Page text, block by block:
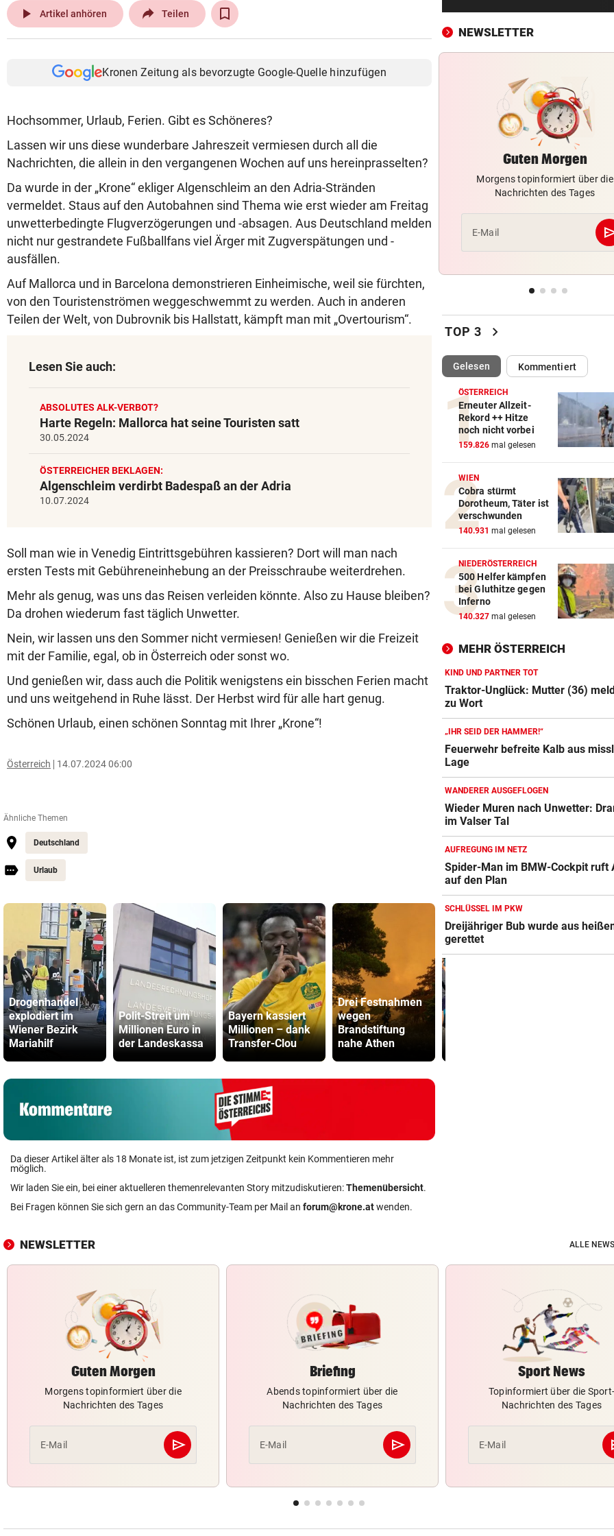
play_arrow Artikel anhören Teilen
Kronen Zeitung als bevorzugte Google-Quelle hinzufügen
Hochsommer, Urlaub, Ferien. Gibt es Schöneres?
Lassen wir uns diese wunderbare Jahreszeit vermiesen durch all die
Nachrichten, die allein in den vergangenen Wochen auf uns hereinprasselten?
Da wurde in der „Krone“ ekliger Algenschleim an den Adria-Stränden
vermeldet. Staus auf den Autobahnen sind Thema wie erst wieder am Freitag
unwetterbedingte Flugverzögerungen und -absagen. Aus Deutschland melden
nicht nur gestrandete Fußballfans viel Ärger mit Zugverspätungen und -
ausfällen.
Auf Mallorca und in Barcelona demonstrieren Einheimische, weil sie fürchten,
von den Touristenströmen weggeschwemmt zu werden. Auch in anderen
Teilen der Welt, von Dubrovnik bis Hallstatt, kämpft man mit „Overtourism“.
Lesen Sie auch:
ABSOLUTES ALK-VERBOT?
Harte Regeln: Mallorca hat seine Touristen satt
30.05.2024
ÖSTERREICHER BEKLAGEN:
Algenschleim verdirbt Badespaß an der Adria
10.07.2024
Soll man wie in Venedig Eintrittsgebühren kassieren? Dort will man nach
ersten Tests mit Gebühreneinhebung an der Preisschraube weiterdrehen.
Mehr als genug, was uns das Reisen verleiden könnte. Also zu Hause bleiben?
Da drohen wiederum fast täglich Unwetter.
Nein, wir lassen uns den Sommer nicht vermiesen! Genießen wir die Freizeit
mit der Familie, egal, ob in Österreich oder sonst wo.
Und genießen wir, dass auch die Politik wenigstens ein bisschen Ferien macht
und uns weitgehend in Ruhe lässt. Der Herbst wird für alle hart genug.
Schönen Urlaub, einen schönen Sonntag mit Ihrer „Krone“!
Österreich 14.07.2024 06:00
Ähnliche Themen
Deutschland
Urlaub
Drogenhandel
explodiert im
Wiener Bezirk
Mariahilf
Polit-Streit um
Millionen Euro in
der Landeskassa
Bayern kassiert
Millionen – dank
Transfer-Clou
Drei Festnahmen
wegen
Brandstiftung
nahe Athen
Da dieser Artikel älter als 18 Monate ist, ist zum jetzigen Zeitpunkt kein Kommentieren mehr
möglich.
Wir laden Sie ein, bei einer aktuelleren themenrelevanten Story mitzudiskutieren:Themenübersicht.
Bei Fragen können Sie sich gern an das Community-Team per Mail an forum@krone.atwenden.
Traktor-Unglück: Mutter
meldet sich zu Wort
STRATEGIE FEHLT vor
hat keinen Plan
LÄNDLE-KICKER SIEGEN
3:1 nach 0:1! Altach dreht
gegen WSG Tirol
KRITIK AUS POLITIK vor 3
Theater stellt Planschbecken
300.000 Euro auf
vor
gewährt private Einblicke
Feuerwehr befreite Kalb aus
misslicher Lage
FUSSBALL-FANS FEIERN
Hochgefühle dank Comeback
eines Kult-Sponsors
LIEFERING VERLIERT vor
Enttäuschende Zweitliga-
Rückkehr nach Grödig
2. LIGA – 2. RUNDE vor
Fehlstart komplett! Nächste
für St. Pölten
WANDERER AUSGEFLOGEN
Wieder Muren nach Unwetter:
Dramatik im Valser Tal
IN GREENSBORO vor
Straka verpasst bei PGA-
den Cut vorzeitig
SCHRIEB WM-GESCHICHTE vor
Bayern kassiert Millionen –
Transfer-Clou
AUFREGUNG IM NETZ vor 4
Spider-Man im BMW-
Anwalt auf den Plan
NEWSLETTER
Guten Morgen
Morgens topinformiert über die
Nachrichten des Tages
E-Mail
TOP 3 chevron_right
Gelesen(ausgewählt)Kommentiert
ÖSTERREICH
Erneuter Allzeit-
Rekord ++ Hitze
noch nicht vorbei
159.826 mal gelesen
WIEN
Cobra stürmt
Dorotheum, Täter ist
verschwunden
140.931 mal gelesen
NIEDERÖSTERREICH
500 Helfer kämpfen
bei Gluthitze gegen
Inferno
140.327 mal gelesen
MEHR ÖSTERREICH
KIND UND PARTNER TOT
Traktor-Unglück: Mutter (36)
zu Wort
„IHR SEID DER HAMMER!“
Feuerwehr befreite Kalb aus
Lage
WANDERER AUSGEFLOGEN
Wieder Muren nach Unwetter:
im Valser Tal
AUFREGUNG IM NETZ
Spider-Man im BMW-Cockpit ruft
auf den Plan
SCHLÜSSEL IM PKW
Dreijähriger Bub wurde aus
gerettet
NEWSLETTER ALLE
Guten Morgen
Morgens topinformiert über die
Nachrichten des Tages
E-Mail send
Abschicken
Briefing
Abends topinformiert über die
Nachrichten des Tages
E-Mail send
Abschicken
Sport News
Topinformiert über die Sport-
Nachrichten des Tages
E-Mail